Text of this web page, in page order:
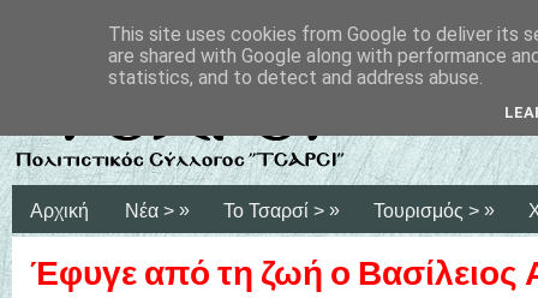
Αρχική Νέα > » Το Τσαρσί > » Τουρισμός > »
Έφυγε από τη ζωή ο Βασίλειος
This site uses cookies from Google to deliver its
are shared with Google along with performance
statistics, and to detect and address abuse.